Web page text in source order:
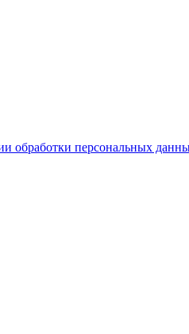
обработки персональных